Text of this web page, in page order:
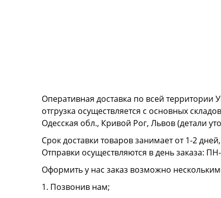
Оперативная доставка по всей
отгрузка осуществляется с основных
Одесская обл., Кривой Рог, Львов (детали
Срок доставки товаров занимает от 1-2
Отправки осуществляются в день заказа:
Оформить у нас заказ возможно
1. Позвонив нам;